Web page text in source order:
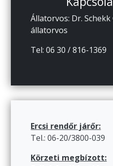
Állatorvos: Dr.
állatorvos
Tel: 06 30 / 816-1369
Ercsi rendőr járőr:
Tel.: 06-20/3800-039
Körzeti megbízott: